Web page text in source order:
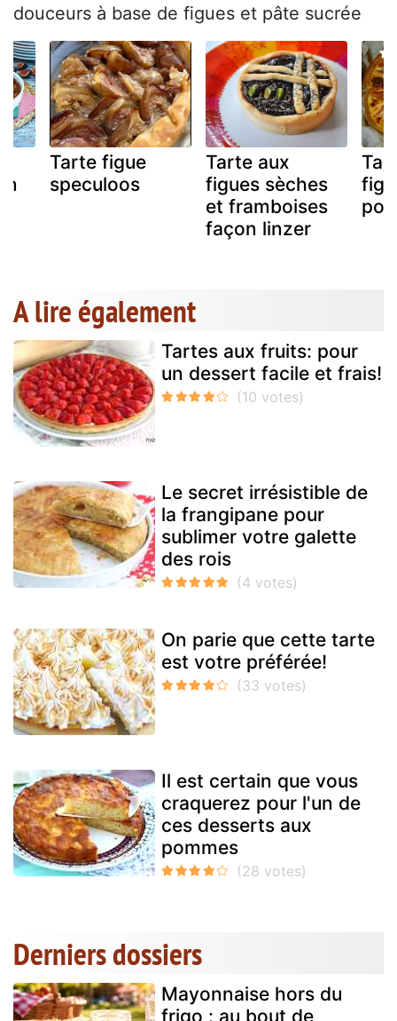
douceurs à base de figues et pâte sucrée
Tarte figue
speculoos
Tarte aux
figues sèches
et framboises
façon linzer
A lire également
Tartes aux fruits: pour
un dessert facile et frais!
Le secret irrésistible de
la frangipane pour
sublimer votre galette
des rois
On parie que cette tarte
est votre préférée!
Il est certain que vous
craquerez pour l'un de
ces desserts aux
pommes
Derniers dossiers
Mayonnaise hors du
frigo : au bout de